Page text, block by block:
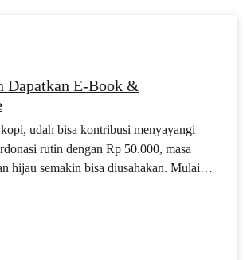
Dapatkan E-Book &
kopi, udah bisa kontribusi menyayangi
rutin dengan Rp 50.000, masa
hijau semakin bisa diusahakan. Mulai